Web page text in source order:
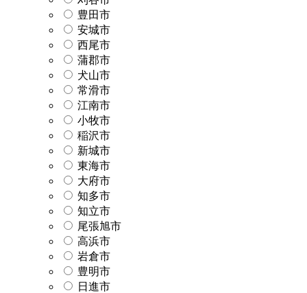
豊田市
安城市
西尾市
蒲郡市
犬山市
常滑市
江南市
小牧市
稲沢市
新城市
東海市
大府市
知多市
知立市
尾張旭市
高浜市
岩倉市
豊明市
日進市